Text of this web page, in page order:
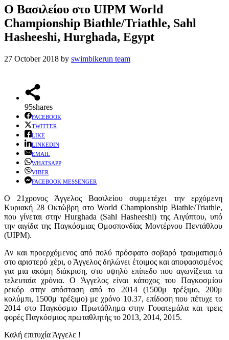
Ο Βασιλείου στο UIPM World
Championship Biathle/Triathle, Sahl
Hasheeshi, Hurghada, Egypt
27 October 2018 by swimbikerun team
95shares
FACEBOOK
TWITTER
LIKE
LINKEDIN
EMAIL
WHATSAPP
VIBER
FACEBOOK MESSENGER
Ο 21χρονος Άγγελος Βασιλείου συμμετέχει την ερχόμενη
Κυριακή 28 Οκτώβρη στο World Championship Biathle/Triathle,
που γίνεται στην Hurghada (Sahl Hasheeshi) της Αιγύπτου, υπό
την αιγίδα της Παγκόσμιας Ομοσπονδίας Μοντέρνου Πεντάθλου
(UIPM).
Αν και προερχόμενος από πολύ πρόσφατο σοβαρό τραυματισμό
στο αριστερό χέρι, ο Άγγελος δηλώνει έτοιμος και αποφασισμένος
για μια ακόμη διάκριση, στο υψηλό επίπεδο που αγωνίζεται τα
τελευταία χρόνια. O Άγγελος είναι κάτοχος του Παγκοσμίου
ρεκόρ στην απόσταση από το 2014 (1500μ τρέξιμο, 200μ
κολύμπι, 1500μ τρέξιμο) με χρόνο 10.37, επίδοση που πέτυχε το
2014 στο Παγκόσμιο Πρωτάθλημα στην Γουατεμάλα και τρεις
φορές Παγκόσμιος πρωταθλητής το 2013, 2014, 2015.
Καλή επιτυχία Άγγελε !